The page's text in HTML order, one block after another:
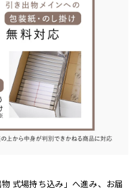
式場持ち込み」へ進み、お届